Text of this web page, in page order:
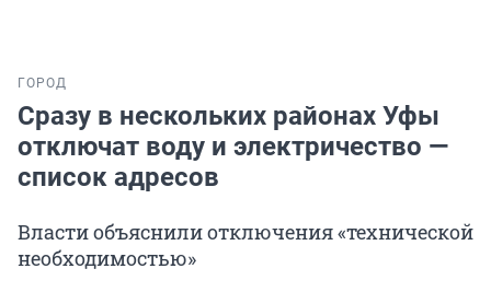
ГОРОД
Сразу в нескольких районах Уфы
отключат воду и электричество —
список адресов
Власти объяснили отключения «технической
необходимостью»